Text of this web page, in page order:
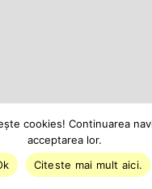
cookies! Continuarea
acceptarea lor.
Citeste mai mult aici.